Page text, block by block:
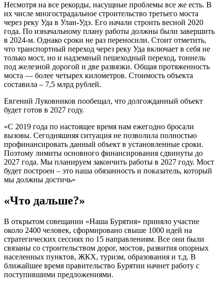
Несмотря на все рекорды, насущные проблемы все же есть. В
их числе многострадальное строительство третьего моста
через реку Уда в Улан-Удэ. Его начали строить весной 2020
года. По изначальному плану работы должны были завершить
в 2024-м. Однако сроки не раз переносили. Стоит отметить,
что транспортный переход через реку Уда включает в себя не
только мост, но и надземный пешеходный переход, тоннель
под железной дорогой и две развязки. Общая протяженность
моста — более четырех километров. Стоимость объекта
составила – 7,5 млрд рублей.
Евгений Луковников пообещал, что долгожданный объект
будет готов в 2027 году.
«С 2019 года по настоящее время нам ежегодно бросали
вызовы. Сегодняшняя ситуация не позволила полностью
профинансировать данный объект в установленные сроки.
Поэтому лимиты основного финансирования сдвинуты до
2027 года. Мы планируем закончить работы в 2027 году. Мост
будет построен – это наша обязанность и показатель, который
мы должны достичь»
«Что дальше?»
В открытом совещании «Наша Бурятия» приняло участие
около 2400 человек, сформировано свыше 1000 идей на
стратегических сессиях по 15 направлениям. Все они были
связаны со строительством дорог, мостов, развития опорных
населенных пунктов, ЖКХ, туризм, образования и т.д. В
ближайшее время правительство Бурятии начнет работу с
поступившими предложениями.